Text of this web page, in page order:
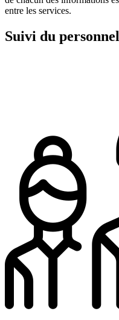
entre les services.
Suivi du personnel